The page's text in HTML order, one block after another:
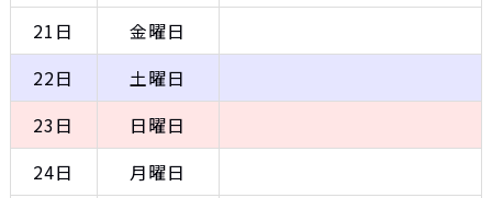
21日
金曜日
22日
土曜日
23日
日曜日
24日
月曜日